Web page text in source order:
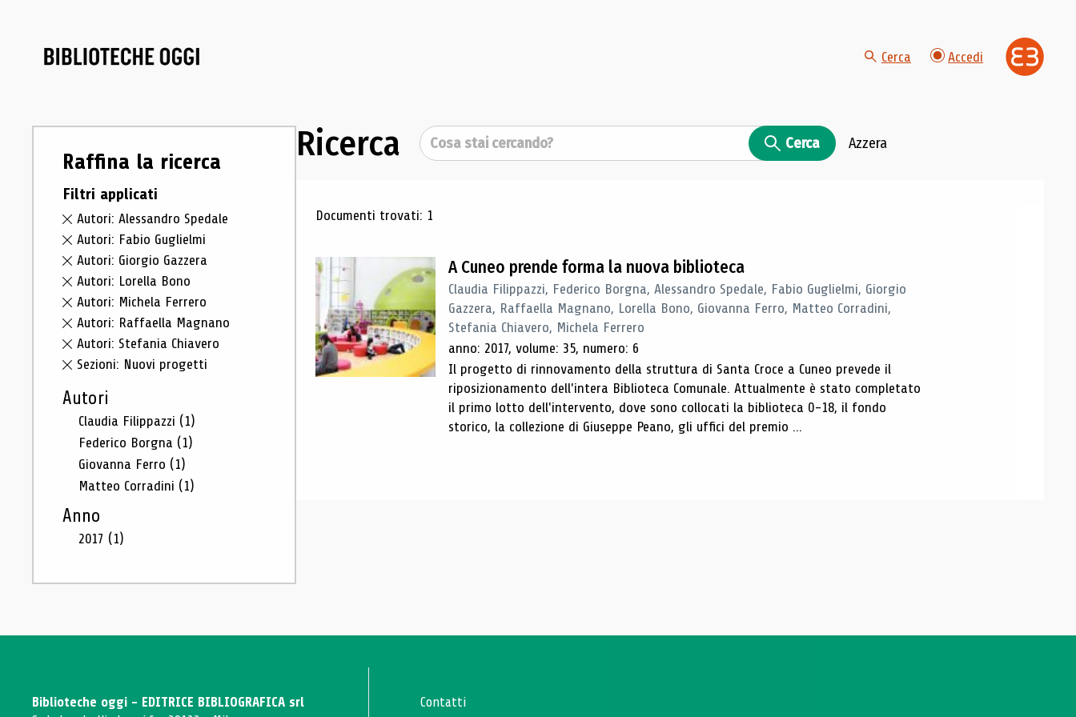
Cerca Accedi
Raffina la ricerca
Filtri applicati
Autori: Alessandro Spedale
Autori: Fabio Guglielmi
Autori: Giorgio Gazzera
Autori: Lorella Bono
Autori: Michela Ferrero
Autori: Raffaella Magnano
Autori: Stefania Chiavero
Sezioni: Nuovi progetti
Autori
Claudia Filippazzi (1)
Federico Borgna (1)
Giovanna Ferro (1)
Matteo Corradini (1)
Anno
2017 (1)
Ricerca Cerca Cerca Azzera
Risultati di ricerca
Documenti trovati: 1
A Cuneo prende forma la nuova biblioteca
Claudia Filippazzi, Federico Borgna, Alessandro Spedale, Fabio Guglielmi, Giorgio
Gazzera, Raffaella Magnano, Lorella Bono, Giovanna Ferro, Matteo Corradini,
Stefania Chiavero, Michela Ferrero
anno: 2017, volume: 35, numero: 6
Il progetto di rinnovamento della struttura di Santa Croce a Cuneo prevede il
riposizionamento dell'intera Biblioteca Comunale. Attualmente è stato completato
il primo lotto dell'intervento, dove sono collocati la biblioteca 0-18, il fondo
storico, la collezione di Giuseppe Peano, gli uffici del premio ...
Biblioteche oggi - EDITRICE BIBLIOGRAFICA srl
Contatti